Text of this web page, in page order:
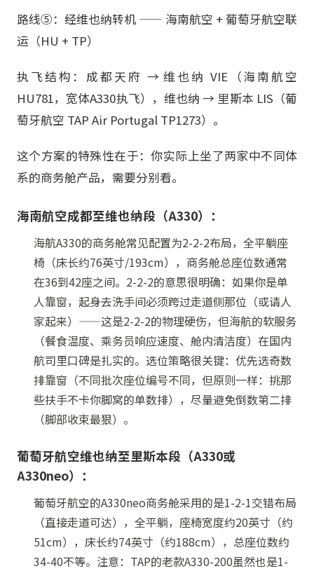
路线⑤：经维也纳转机 —— 海南航空 + 葡萄牙航空联
运（HU + TP）
执飞结构：成都天府 → 维也纳 VIE（海南航空
HU781，宽体A330执飞），维也纳 → 里斯本 LIS（葡
萄牙航空 TAP Air Portugal TP1273）。
这个方案的特殊性在于：你实际上坐了两家中不同体
系的商务舱产品，需要分别看。
海南航空成都至维也纳段（A330）：
海航A330的商务舱常见配置为2-2-2布局，全平躺座
椅（床长约76英寸/193cm），商务舱总座位数通常
在36到42座之间。2-2-2的意思很明确：如果你是单
人靠窗，起身去洗手间必须跨过走道侧那位（或请人
家起来）——这是2-2-2的物理硬伤，但海航的软服务
（餐食温度、乘务员响应速度、舱内清洁度）在国内
航司里口碑是扎实的。选位策略很关键：优先选奇数
排靠窗（不同批次座位编号不同，但原则一样：挑那
些扶手不卡你脚窝的单数排），尽量避免倒数第二排
（脚部收束最狠）。
葡萄牙航空维也纳至里斯本段（A330或
A330neo）：
葡萄牙航空的A330neo商务舱采用的是1-2-1交错布局
（直接走道可达），全平躺，座椅宽度约20英寸（约
51cm），床长约74英寸（约188cm），总座位数约
34-40不等。注意：TAP的老款A330-200虽然也是1-